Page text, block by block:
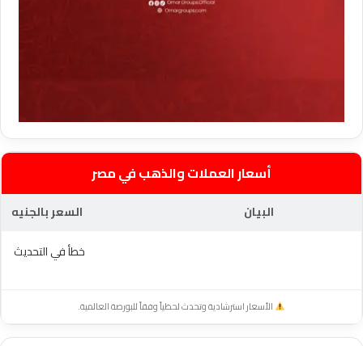
أسعار العملات والذهب في مصر
البيان
السعر بالجنيه
خطأ في التحديث
الأسعار استرشادية وتحدث لحظياً وفقاً للبورصة العالمية.